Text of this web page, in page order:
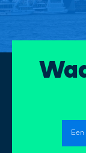
INZET?
Een